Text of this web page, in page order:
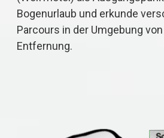
Bogenurlaub und erkunde
Parcours in der Umgebung
Entfernung.